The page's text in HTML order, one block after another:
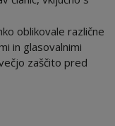
oblikovale različne
in glasovalnimi
zaščito pred